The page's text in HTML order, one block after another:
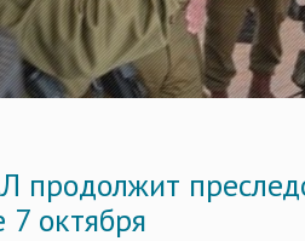
продолжит
7 октября